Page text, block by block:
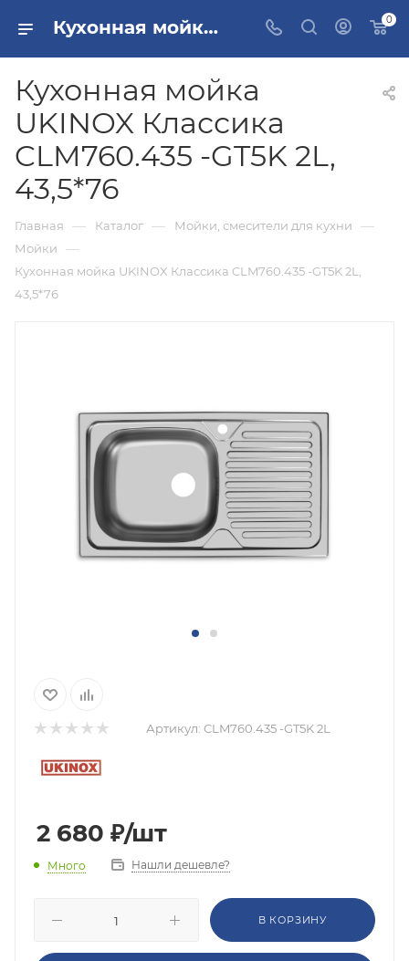
Кухонная мойка UKINOX Классика CLM760.435 -GT5K 2L, 43,5*76 купить в Москве 0
Кухонная мойка
UKINOX Классика
CLM760.435 -GT5K 2L,
43,5*76
Главная — Каталог — Мойки, смесители для кухни —
Мойки —
Кухонная мойка UKINOX Классика CLM760.435 -GT5K 2L,
43,5*76
Артикул: CLM760.435 -GT5K 2L
2 680 ₽/шт
Много Нашли дешевле?
В КОРЗИНУ